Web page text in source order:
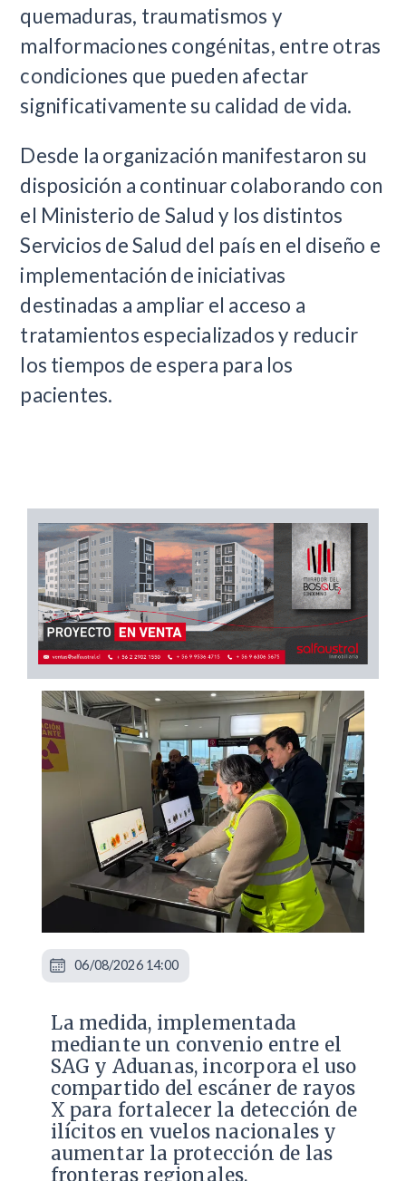
quemaduras, traumatismos y
malformaciones congénitas, entre otras
condiciones que pueden afectar
significativamente su calidad de vida.
Desde la organización manifestaron su
disposición a continuar colaborando con
el Ministerio de Salud y los distintos
Servicios de Salud del país en el diseño e
implementación de iniciativas
destinadas a ampliar el acceso a
tratamientos especializados y reducir
los tiempos de espera para los
pacientes.
La medida, implementada
mediante un convenio entre el
SAG y Aduanas, incorpora el uso
compartido del escáner de rayos
X para fortalecer la detección de
ilícitos en vuelos nacionales y
aumentar la protección de las
fronteras regionales.
06/08/2026 14:00